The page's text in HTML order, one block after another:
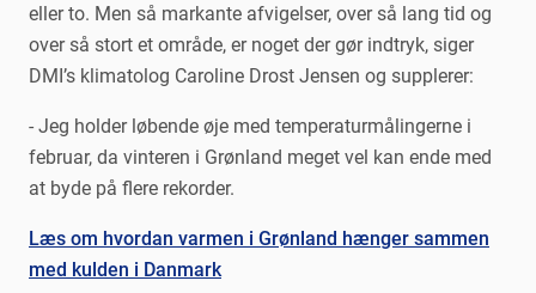
eller to. Men så markante afvigelser, over så lang tid og
over så stort et område, er noget der gør indtryk, siger
DMI’s klimatolog Caroline Drost Jensen og supplerer:
- Jeg holder løbende øje med temperaturmålingerne i
februar, da vinteren i Grønland meget vel kan ende med
at byde på flere rekorder.
Læs om hvordan varmen i Grønland hænger sammen
med kulden i Danmark